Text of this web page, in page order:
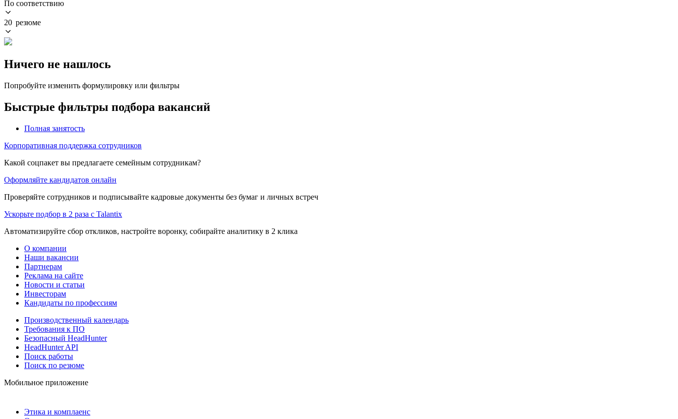
По соответствию
20 резюме
Ничего не нашлось
Попробуйте изменить формулировку или фильтры
Быстрые фильтры подбора вакансий
Полная занятость
Корпоративная поддержка сотрудников
Какой соцпакет вы предлагаете семейным сотрудникам?
Оформляйте кандидатов онлайн
Проверяйте сотрудников и подписывайте кадровые документы без бумаг и личных встреч
Ускорьте подбор в 2 раза с Talantix
Автоматизируйте сбор откликов, настройте воронку, собирайте аналитику в 2 клика
О компании
Наши вакансии
Партнерам
Реклама на сайте
Новости и статьи
Инвесторам
Кандидаты по профессиям
Производственный календарь
Требования к ПО
Безопасный HeadHunter
HeadHunter API
Поиск работы
Поиск по резюме
Мобильное приложение
Этика и комплаенс